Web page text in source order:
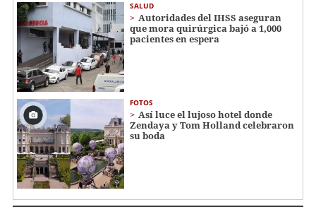
SALUD
Autoridades del IHSS aseguran
que mora quirúrgica bajó a 1,000
pacientes en espera
FOTOS
Así luce el lujoso hotel donde
Zendaya y Tom Holland celebraron
su boda